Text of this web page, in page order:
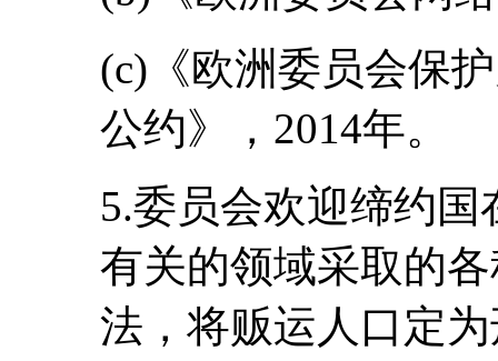
(c)《欧洲委员会保
公约》，2014年。
5.委员会欢迎缔约
有关的领域采取的
法，将贩运人口定